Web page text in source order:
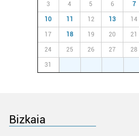
3 4 5 6 7
10 11 12 13 14
17 18 19 20 21
24 25 26 27 28
31
Bizkaia